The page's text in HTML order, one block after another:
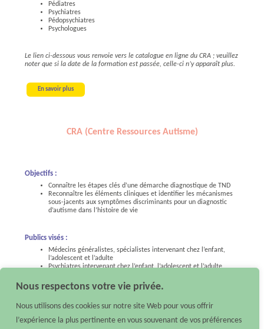
Nous respectons votre vie privée.
Nous utilisons des cookies sur notre site Web pour vous offrir
l’expérience la plus pertinente en vous souvenant de vos préférences
Pédiatres
Psychiatres
Pédopsychiatres
Psychologues
Le lien ci-dessous vous renvoie vers le catalogue en ligne du CRA ; veuillez
noter que si la date de la formation est passée, celle-ci n’y apparaît plus.
En savoir plus
CRA (Centre Ressources Autisme)
Objectifs :
Connaître les étapes clés d’une démarche diagnostique de TND
Reconnaître les éléments cliniques et identifier les mécanismes
sous-jacents aux symptômes discriminants pour un diagnostic
d’autisme dans l’histoire de vie
Publics visés :
Médecins généralistes, spécialistes intervenant chez l’enfant,
l’adolescent et l’adulte
Psychiatres intervenant chez l’enfant, l’adolescent et l’adulte
noter que si la date de la formation est passée, celle-ci n’y apparaît plus.